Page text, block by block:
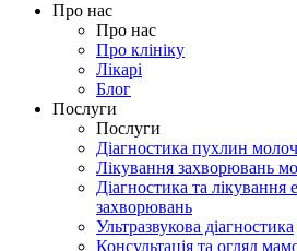
Про нас
Про нас
Про клініку
Лікарі
Блог
Послуги
Послуги
Діагностика пухлин
Лікування захворювань
Діагностика та
захворювань
Ультразвукова діагностика
Консультація та огляд